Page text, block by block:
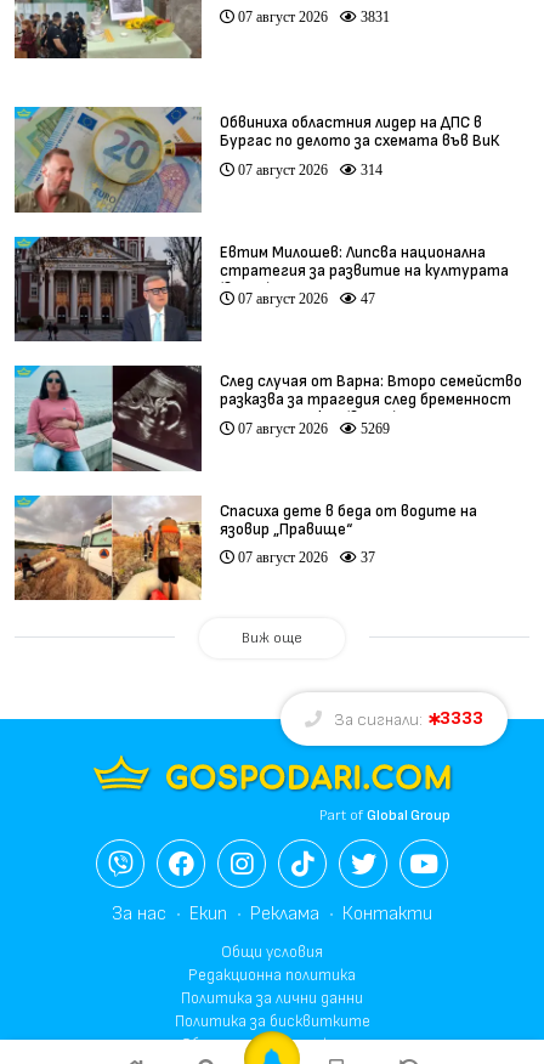
07 август 2026 3831
Обвиниха областния лидер на ДПС в
Бургас по делото за схемата във ВиК
07 август 2026 314
Евтим Милошев: Липсва национална
стратегия за развитие на културата
(видео)
07 август 2026 47
След случая от Варна: Второ семейство
разказва за трагедия след бременност
при същия лекар (видео)
07 август 2026 5269
Спасиха дете в беда от водите на
язовир „Правище“
07 август 2026 37
Виж още
За сигнали: 3333
Part ofGlobal Group
За нас Екип Реклама Контакти
Общи условия
Редакционна политика
Политика за лични данни
Политика за бисквитките
Общи условия за реклама